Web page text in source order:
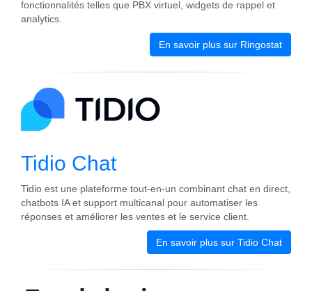
fonctionnalités telles que PBX virtuel, widgets de rappel et
analytics.
En savoir plus sur Ringostat
Tidio Chat
Tidio est une plateforme tout-en-un combinant chat en direct,
chatbots IA et support multicanal pour automatiser les
réponses et améliorer les ventes et le service client.
En savoir plus sur Tidio Chat